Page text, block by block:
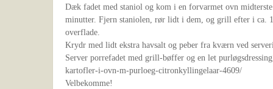
Dæk fadet med staniol og kom i en forvarmet ovn
minutter. Fjern staniolen, rør lidt i dem, og grill efter i ca.
overflade.
Krydr med lidt ekstra havsalt og peber fra kværn ved
Server porrefadet med grill-bøffer og en let
kartofler-i-ovn-m-purloeg-citronkyllingelaar-4609/
Velbekomme!